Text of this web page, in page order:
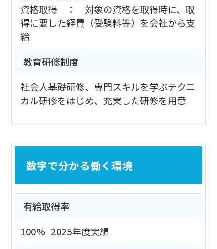
資格取得 ： 対象の資格を取得時に、取
得に要した経費（受験料等）を会社から支
給
教育研修制度
社会人基礎研修、専門スキルを学ぶテクニ
カル研修をはじめ、充実した研修を用意
数字で分かる働く環境
有給取得率
100% 2025年度実績